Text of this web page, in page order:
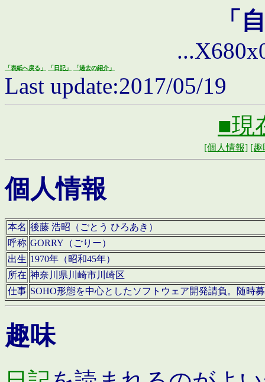
「
「表紙へ戻る」 「日記」 「過去の紹介」
Last update:2017/05/19
■現
[個人情報] [趣
個人情報
本名 後藤 浩昭（ごとう ひろあき）
呼称 GORRY（ごりー）
出生 1970年（昭和45年）
所在 神奈川県川崎市川崎区
仕事 SOHO形態を中心としたソフトウェア開発請負。随時
趣味